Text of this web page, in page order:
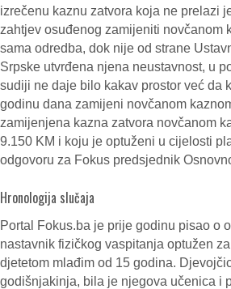
izrečenu kaznu zatvora koja ne prelazi
zahtjev osuđenog zamijeniti novčanom
sama odredba, dok nije od strane
Srpske utvrđena njena neustavnost, u
sudiji ne daje bilo kakav prostor već da
godinu dana zamijeni novčanom
zamijenjena kazna zatvora novčanom
9.150 KM i koju je optuženi u cijelosti
odgovoru za Fokus predsjednik
Hronologija slučaja
Portal Fokus.ba je prije godinu pisao o
nastavnik fizičkog vaspitanja optužen
djetetom mlađim od 15 godina.
godišnjakinja, bila je njegova učenica i